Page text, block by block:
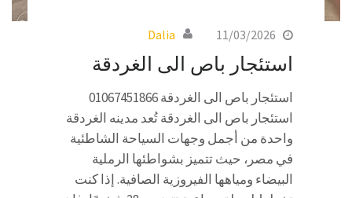
11/03/2026
Dalia
استئجار باص الى الغردقة
استئجار باص الى الغردقة 01067451866
استئجار باص الى الغردقة تُعد مدينه الغردقة
واحدة من أجمل وجهات السياحة الشاطئية
في مصر، حيث تتميز بشواطئها الرملية
البيضاء ومياهها الفيروزية الصافية. إذا كنت